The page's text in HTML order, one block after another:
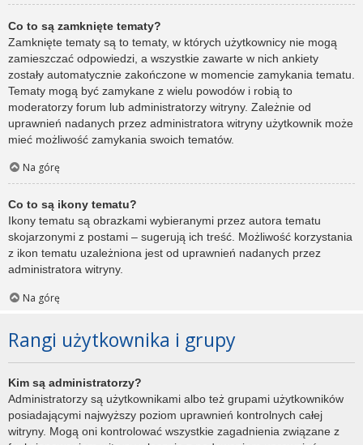
Co to są zamknięte tematy?
Zamknięte tematy są to tematy, w których użytkownicy nie mogą
zamieszczać odpowiedzi, a wszystkie zawarte w nich ankiety
zostały automatycznie zakończone w momencie zamykania tematu.
Tematy mogą być zamykane z wielu powodów i robią to
moderatorzy forum lub administratorzy witryny. Zależnie od
uprawnień nadanych przez administratora witryny użytkownik może
mieć możliwość zamykania swoich tematów.
Na górę
Co to są ikony tematu?
Ikony tematu są obrazkami wybieranymi przez autora tematu
skojarzonymi z postami – sugerują ich treść. Możliwość korzystania
z ikon tematu uzależniona jest od uprawnień nadanych przez
administratora witryny.
Na górę
Rangi użytkownika i grupy
Kim są administratorzy?
Administratorzy są użytkownikami albo też grupami użytkowników
posiadającymi najwyższy poziom uprawnień kontrolnych całej
witryny. Mogą oni kontrolować wszystkie zagadnienia związane z